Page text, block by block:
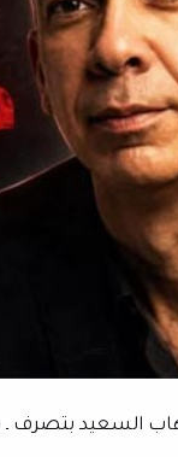
مهاب السعيد